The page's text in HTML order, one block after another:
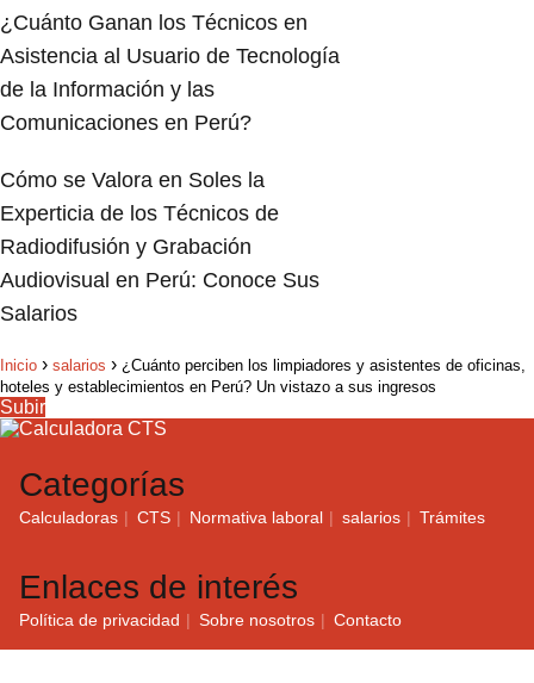
¿Cuánto Ganan los Técnicos en
Asistencia al Usuario de Tecnología
de la Información y las
Comunicaciones en Perú?
Cómo se Valora en Soles la
Experticia de los Técnicos de
Radiodifusión y Grabación
Audiovisual en Perú: Conoce Sus
Salarios
Inicio salarios
¿Cuánto perciben los limpiadores y asistentes de oficinas,
hoteles y establecimientos en Perú? Un vistazo a sus ingresos
Subir
Categorías
Calculadoras CTS Normativa laboral salarios Trámites
Enlaces de interés
Política de privacidad Sobre nosotros Contacto